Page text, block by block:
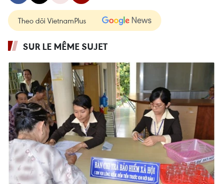
Theo dõi VietnamPlus
SUR LE MÊME SUJET